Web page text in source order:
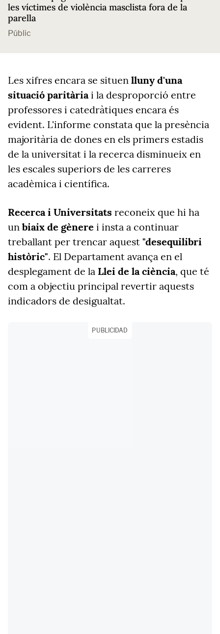
les víctimes de violència masclista fora de la
parella
Públic
Les xifres encara se situen lluny d'una
situació paritàriai la desproporció entre
professores i catedràtiques encara és
evident. L'informe constata que la presència
majoritària de dones en els primers estadis
de la universitat i la recerca disminueix en
les escales superiors de les carreres
acadèmica i científica.
Recerca i Universitats reconeix que hi ha
un biaix de gènere i insta a continuar
treballant per trencar aquest "desequilibri
històric". El Departament avança en el
desplegament de la Llei de la ciència, que té
com a objectiu principal revertir aquests
indicadors de desigualtat.
PUBLICIDAD